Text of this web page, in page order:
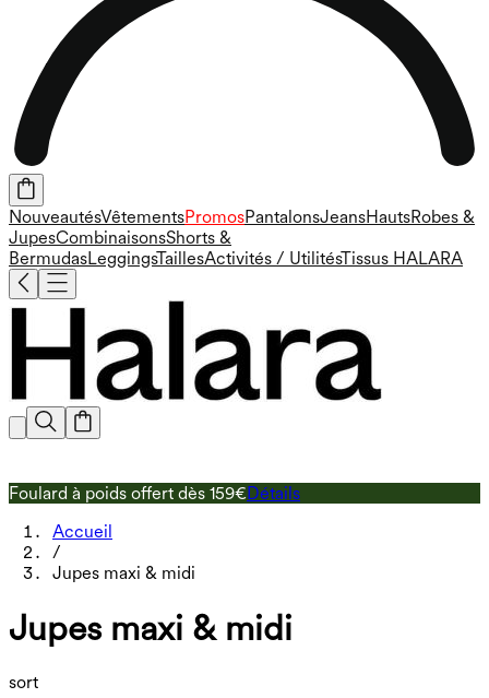
NouveautésVêtementsPromosPantalonsJeansHautsRobes &
JupesCombinaisonsShorts &
BermudasLeggingsTaillesActivités / UtilitésTissus HALARA
Foulard à poids offert dès 159€Détails
Accueil
/
Jupes maxi & midi
Jupes maxi & midi
sort